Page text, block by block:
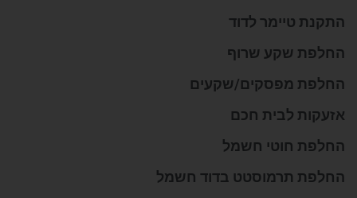
התקנת טיימר לדוד
החלפת שקע שרוף
החלפת מפסקים/שקעים
אזעקות לבית חכם
החלפת חוטי חשמל
החלפת תרמוסטט בדוד חשמל